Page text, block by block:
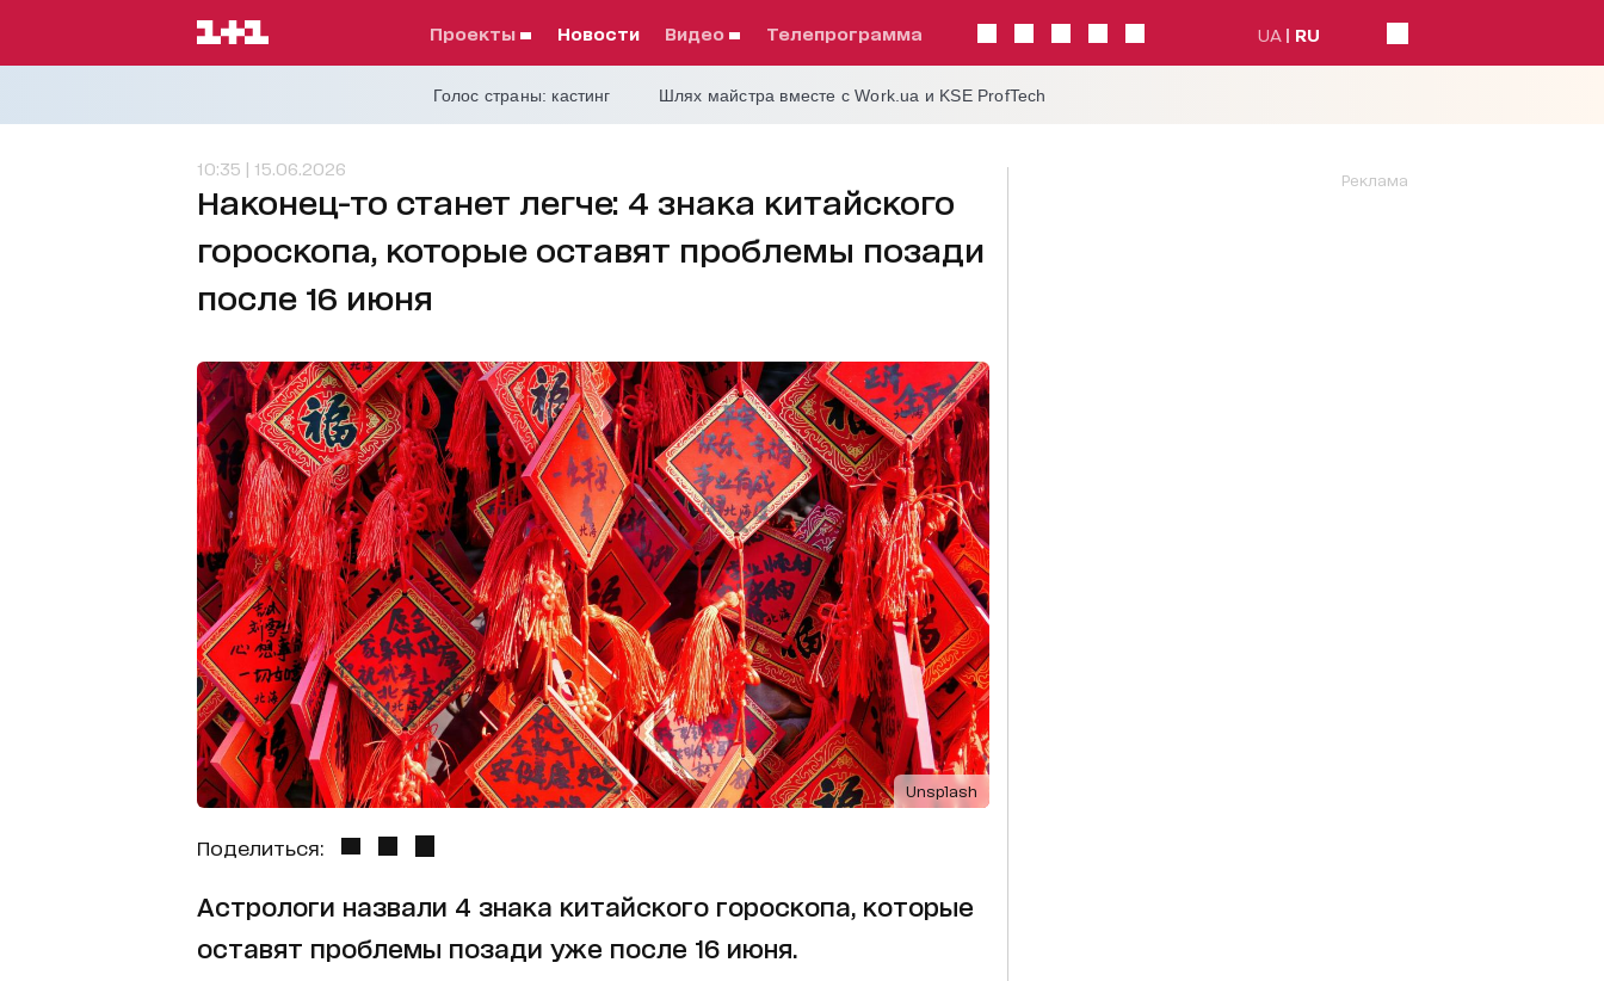
проекты Новости видео телепрограмма UA RU
Голос страны: кастинг Шлях майстра вместе с Work.ua и KSE ProfTech
10:35 | 15.06.2026
Наконец-то станет легче: 4 знака китайского
гороскопа, которые оставят проблемы позади
после 16 июня
Unsplash
Поделиться:
Астрологи назвали 4 знака китайского гороскопа, которые
оставят проблемы позади уже после 16 июня.
Реклама